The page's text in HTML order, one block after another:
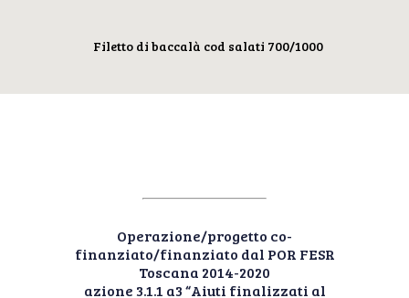
Filetto di baccalà cod salati 700/1000
Operazione/progetto co-
finanziato/finanziato dal POR FESR
Toscana 2014-2020
azione 3.1.1 a3 “Aiuti finalizzati al